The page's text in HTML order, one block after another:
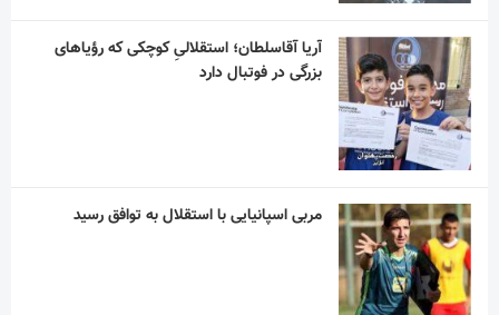
آریا آقاسلطان؛ استقلالیِ کوچکی که رؤیاهای
بزرگی در فوتبال دارد
مربی اسپانیایی با استقلال به توافق رسید